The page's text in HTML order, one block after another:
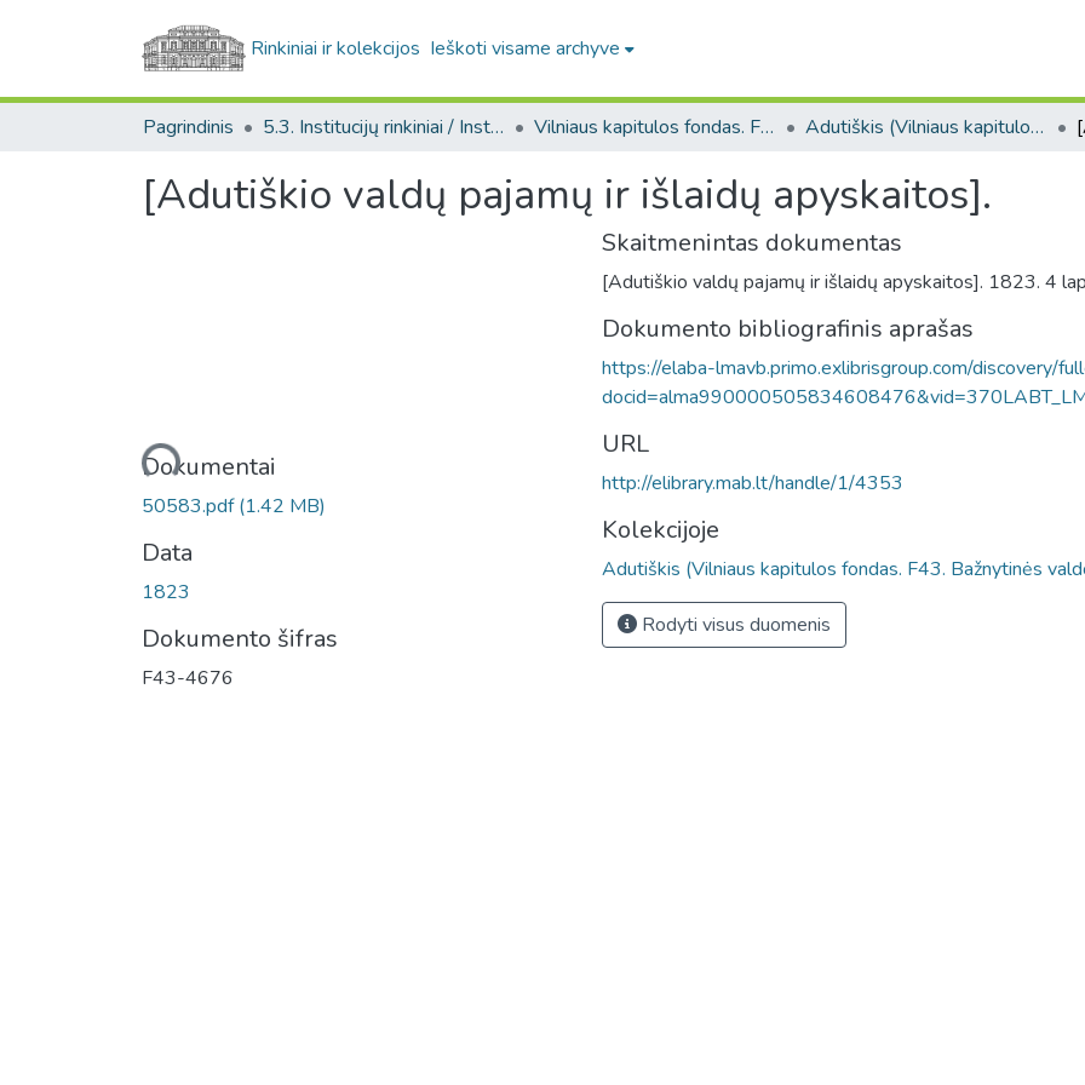
Rinkiniai ir kolekcijos Ieškoti visame archyve
Pagrindinis 5.3. Institucijų rinkiniai / Institutional collections Vilniaus kapitulos fondas. F43 Adutiškis (Vilniaus kapitulos fondas. F43. Bažnytinės valdos)
[Adutiškio valdų pajamų ir išlaidų apyskaitos].
Įkeliama...Dokumentai
50583.pdf(1.42 MB)
Data
1823
Dokumento šifras
F43-4676
Skaitmenintas dokumentas
[Adutiškio valdų pajamų ir išlaidų apyskaitos]. 1823. 4
Dokumento bibliografinis aprašas
https://elaba-lmavb.primo.exlibrisgroup.com/discovery/
URL
http://elibrary.mab.lt/handle/1/4353
Kolekcijoje
Adutiškis (Vilniaus kapitulos fondas. F43. Bažnytinės
Rodyti visus duomenis